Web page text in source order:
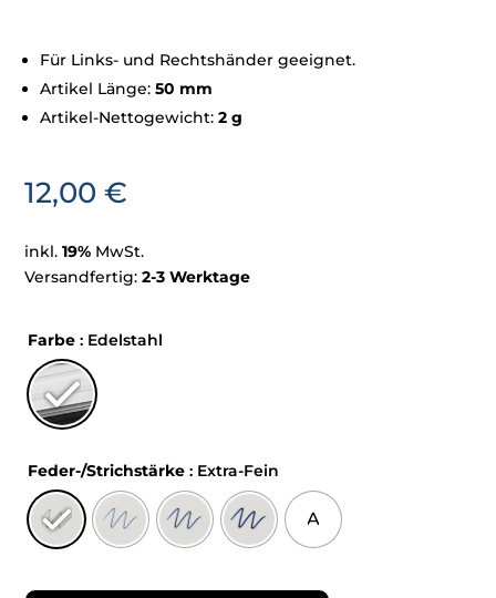
Für Links- und Rechtshänder geeignet.
Artikel Länge:50 mm
Artikel-Nettogewicht:2 g
12,00€
inkl.19% MwSt.
Versandfertig:2-3 Werktage
Farbe : Edelstahl
Feder-/Strichstärke : Extra-Fein
A